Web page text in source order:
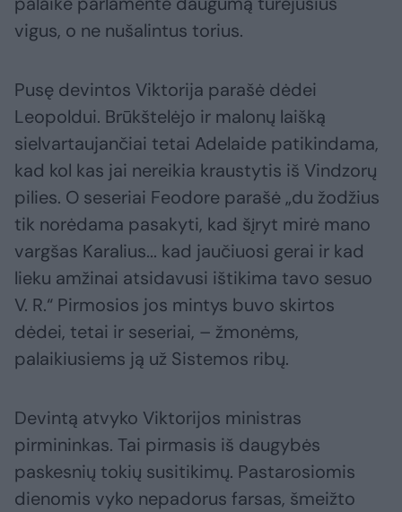
vigus, o ne nušalintus torius.
Pusę devintos Viktorija parašė dėdei
Leopoldui. Brūkštelėjo ir malonų laišką
sielvartaujančiai tetai Adelaide patikindama,
kad kol kas jai nereikia kraustytis iš Vindzorų
pilies. O seseriai Feodore parašė „du žodžius
tik norėdama pasakyti, kad šįryt mirė mano
vargšas Karalius... kad jaučiuosi gerai ir kad
lieku amžinai atsidavusi ištikima tavo sesuo
V. R.“ Pirmosios jos mintys buvo skirtos
dėdei, tetai ir seseriai, – žmonėms,
palaikiusiems ją už Sistemos ribų.
Devintą atvyko Viktorijos ministras
pirmininkas. Tai pirmasis iš daugybės
paskesnių tokių susitikimų. Pastarosiomis
dienomis vyko nepadorus farsas, šmeižto